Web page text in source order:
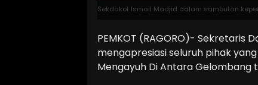
Sekdakot Ismail Madjid dalam sambutan
PEMKOT (RAGORO)- Sekretaris
mengapresiasi seluruh pihak
Mengayuh Di Antara Gelombang